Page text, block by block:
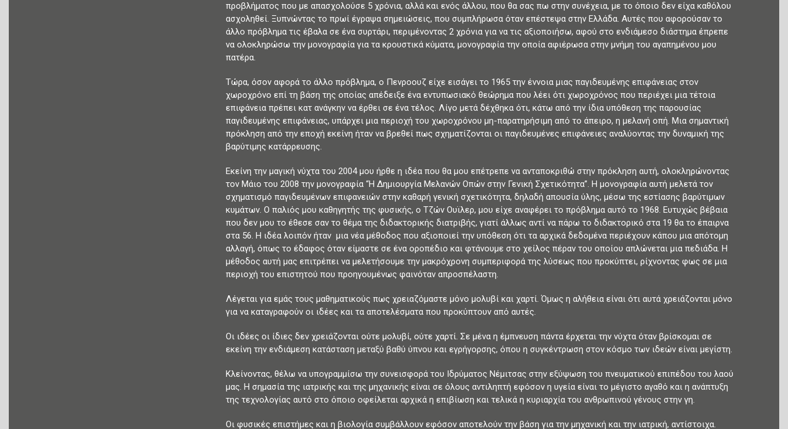
προβλήματος που με απασχολούσε 5 χρόνια, αλλά και ενός άλλου, που θα σας πω στην συνέχεια, με το όποιο δεν είχα καθόλου
ασχοληθεί. Ξυπνώντας το πρωί έγραψα σημειώσεις, που συμπλήρωσα όταν επέστεψα στην Ελλάδα. Αυτές που αφορούσαν το
άλλο πρόβλημα τις έβαλα σε ένα συρτάρι, περιμένοντας 2 χρόνια για να τις αξιοποιήσω, αφού στο ενδιάμεσο διάστημα έπρεπε
να ολοκληρώσω την μονογραφία για τα κρουστικά κύματα, μονογραφία την οποία αφιέρωσα στην μνήμη του αγαπημένου μου
πατέρα.
Τώρα, όσον αφορά το άλλο πρόβλημα, ο Πενροουζ είχε εισάγει το 1965 την έννοια μιας παγιδευμένης επιφάνειας στον
χωροχρόνο επί τη βάση της οποίας απέδειξε ένα εντυπωσιακό θεώρημα που λέει ότι χωροχρόνος που περιέχει μια τέτοια
επιφάνεια πρέπει κατ ανάγκην να έρθει σε ένα τέλος. Λίγο μετά δέχθηκα ότι, κάτω από την ίδια υπόθεση της παρουσίας
παγιδευμένης επιφάνειας, υπάρχει μια περιοχή του χωροχρόνου μη-παρατηρήσιμη από το άπειρο, η μελανή οπή. Μια σημαντική
πρόκληση από την εποχή εκείνη ήταν να βρεθεί πως σχηματίζονται οι παγιδευμένες επιφάνειες αναλύοντας την δυναμική της
βαρύτιμης κατάρρευσης.
Εκείνη την μαγική νύχτα του 2004 μου ήρθε η ιδέα που θα μου επέτρεπε να ανταποκριθώ στην πρόκληση αυτή, ολοκληρώνοντας
τον Μάιο του 2008 την μονογραφία “Η Δημιουργία Μελανών Οπών στην Γενική Σχετικότητα”. Η μονογραφία αυτή μελετά τον
σχηματισμό παγιδευμένων επιφανειών στην καθαρή γενική σχετικότητα, δηλαδή απουσία ύλης, μέσω της εστίασης βαρύτιμων
κυμάτων. Ο παλιός μου καθηγητής της φυσικής, ο Τζών Ουϊλερ, μου είχε αναφέρει το πρόβλημα αυτό το 1968. Ευτυχώς βέβαια
που δεν μου το έθεσε σαν το θέμα της διδακτορικής διατριβής, γιατί άλλως αντί να πάρω το διδακτορικό στα 19 θα το έπαιρνα
στα 56. Η ιδέα λοιπόν ήταν μια νέα μέθοδος που αξιοποιεί την υπόθεση ότι τα αρχικά δεδομένα περιέχουν κάπου μια απότομη
αλλαγή, όπως το έδαφος όταν είμαστε σε ένα οροπέδιο και φτάνουμε στο χείλος πέραν του οποίου απλώνεται μια πεδιάδα. Η
μέθοδος αυτή μας επιτρέπει να μελετήσουμε την μακρόχρονη συμπεριφορά της λύσεως που προκύπτει, ρίχνοντας φως σε μια
περιοχή του επιστητού που προηγουμένως φαινόταν απροσπέλαστη.
Λέγεται για εμάς τους μαθηματικούς πως χρειαζόμαστε μόνο μολυβί και χαρτί. Όμως η αλήθεια είναι ότι αυτά χρειάζονται μόνο
για να καταγραφούν οι ιδέες και τα αποτελέσματα που προκύπτουν από αυτές.
Οι ιδέες οι ίδιες δεν χρειάζονται ούτε μολυβί, ούτε χαρτί. Σε μένα η έμπνευση πάντα έρχεται την νύχτα όταν βρίσκομαι σε
εκείνη την ενδιάμεση κατάσταση μεταξύ βαθύ ύπνου και εγρήγορσης, όπου η συγκέντρωση στον κόσμο των ιδεών είναι μεγίστη.
Κλείνοντας, θέλω να υπογραμμίσω την συνεισφορά του Ιδρύματος Νέμιτσας στην εξύψωση του πνευματικού επιπέδου του λαού
μας. Η σημασία της ιατρικής και της μηχανικής είναι σε όλους αντιληπτή εφόσον η υγεία είναι το μέγιστο αγαθό και η ανάπτυξη
της τεχνολογίας αυτό στο όποιο οφείλεται αρχικά η επιβίωση και τελικά η κυριαρχία του ανθρωπινού γένους στην γη.
Οι φυσικές επιστήμες και η βιολογία συμβάλλουν εφόσον αποτελούν την βάση για την μηχανική και την ιατρική, αντίστοιχα.